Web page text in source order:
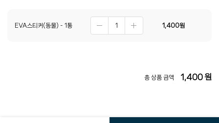
EVA스티커(동물) - 1통 1,400원
총 상품 금액 1,400원